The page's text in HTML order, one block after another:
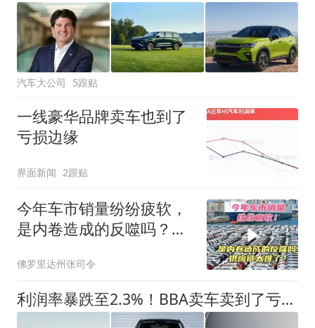
汽车大公司 5跟贴
一线豪华品牌卖车也到了
亏损边缘
界面新闻 2跟贴
今年车市销量纷纷疲软，
是内卷造成的反噬吗？利
佛罗里达州张司令
利润率暴跌至2.3%！BBA卖车卖到了亏损边缘